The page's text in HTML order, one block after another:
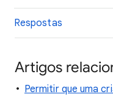
Respostas
Artigos
Permitir que uma